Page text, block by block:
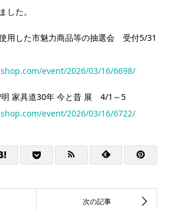
した。
用した市魅力商品等の抽選会 受付5/31
event/2026/03/16/6698/
明 家具道30年 今と昔 展 4/1～5
event/2026/03/16/6722/